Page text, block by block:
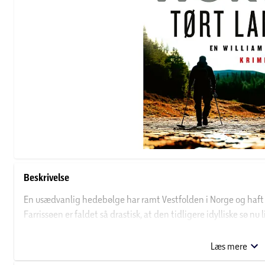
Beskrivelse
En usædvanlig hedebølge har ramt Vestfolden i Norge og
Farrissøen er faldet så drastisk, at den tidligere idylliske sø
kriminalefterforsker William Wisting ved med det samme,
Læs mere